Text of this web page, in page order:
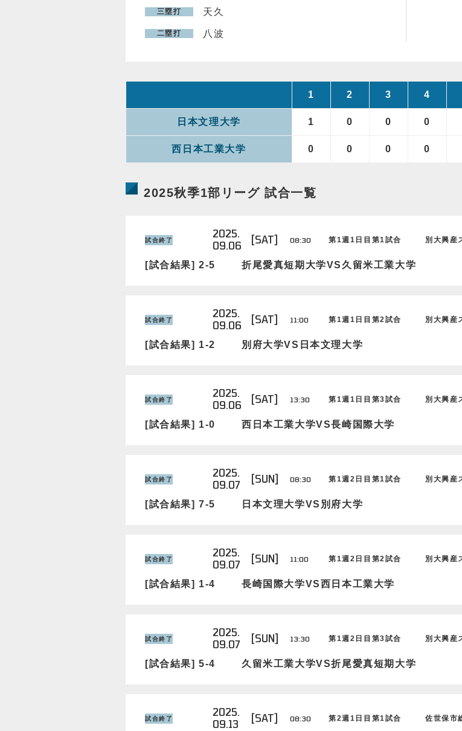
三塁打 天久
二塁打 八波
1 2 3 4
日本文理大学 1 0 0 0
西日本工業大学 0 0 0 0
2025秋季1部リーグ 試合一覧
試合終了
2025.
09.06
[SAT] 08:30 第1週1日目第1試合 別大興産
[試合結果] 2-5 折尾愛真短期大学VS久留米工業大学
試合終了
2025.
09.06
[SAT] 11:00 第1週1日目第2試合 別大興産
[試合結果] 1-2 別府大学VS日本文理大学
試合終了
2025.
09.06
[SAT] 13:30 第1週1日目第3試合 別大興産
[試合結果] 1-0 西日本工業大学VS長崎国際大学
試合終了
2025.
09.07
[SUN] 08:30 第1週2日目第1試合 別大興産
[試合結果] 7-5 日本文理大学VS別府大学
試合終了
2025.
09.07
[SUN] 11:00 第1週2日目第2試合 別大興産
[試合結果] 1-4 長崎国際大学VS西日本工業大学
試合終了
2025.
09.07
[SUN] 13:30 第1週2日目第3試合 別大興産
[試合結果] 5-4 久留米工業大学VS折尾愛真短期大学
試合終了
2025.
09.13
[SAT] 08:30 第2週1日目第1試合 佐世保市